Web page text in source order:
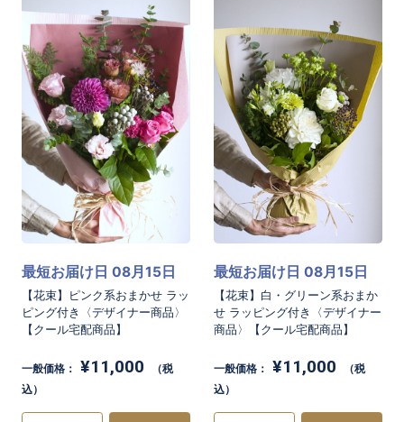
【花束】ピンク系おまかせ ラッ
ピング付き〈デザイナー商品〉
【クール宅配商品】
最短お届け日 08月15日
一般価格： ¥11,000
（税
込）
【花束】白・グリーン系おまか
せ ラッピング付き〈デザイナー
商品〉【クール宅配商品】
最短お届け日 08月15日
一般価格： ¥11,000
（税
込）